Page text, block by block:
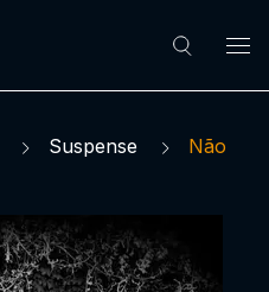
Suspense
Não